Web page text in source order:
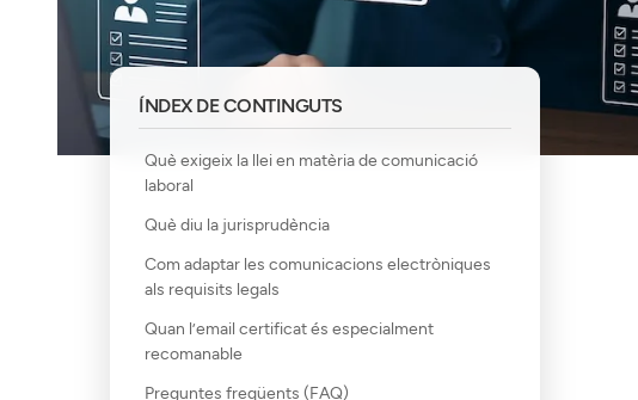
ÍNDEX DE CONTINGUTS
Què exigeix la llei en matèria de comunicació
laboral
Què diu la jurisprudència
Com adaptar les comunicacions electròniques
als requisits legals
Quan l’email certificat és especialment
recomanable
Preguntes freqüents (FAQ)